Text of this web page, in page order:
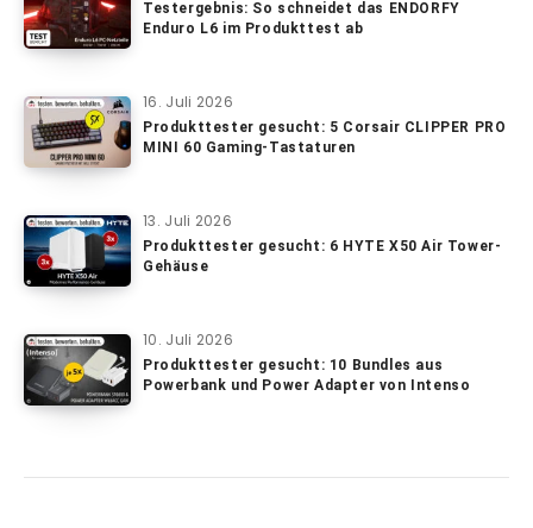
Testergebnis: So schneidet das ENDORFY
Enduro L6 im Produkttest ab
16. Juli 2026
Produkttester gesucht: 5 Corsair CLIPPER PRO
MINI 60 Gaming-Tastaturen
13. Juli 2026
Produkttester gesucht: 6 HYTE X50 Air Tower-
Gehäuse
10. Juli 2026
Produkttester gesucht: 10 Bundles aus
Powerbank und Power Adapter von Intenso